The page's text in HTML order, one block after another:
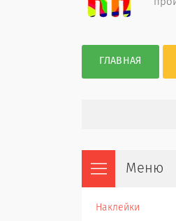
ГЛАВНАЯ
Наклейки